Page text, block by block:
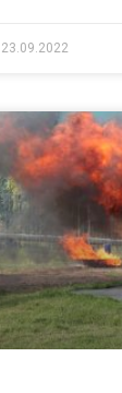
23.09.2022